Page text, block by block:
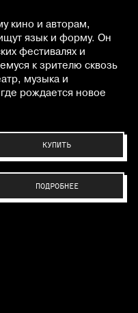
кино и авторам,
язык и форму. Он
фестивалях и
к зрителю сквозь
музыка и
рождается новое
КУПИТЬ
ПОДРОБНЕЕ